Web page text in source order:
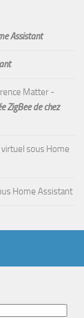
Assistant
Matter -
ZigBee de chez
sous Home
Home Assistant